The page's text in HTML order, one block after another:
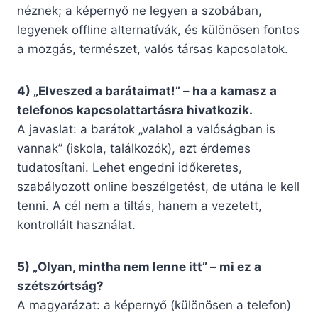
néznek; a képernyő ne legyen a szobában,
legyenek offline alternatívák, és különösen fontos
a mozgás, természet, valós társas kapcsolatok.
4) „Elveszed a barátaimat!” – ha a kamasz a
telefonos kapcsolattartásra hivatkozik.
A javaslat: a barátok „valahol a valóságban is
vannak” (iskola, találkozók), ezt érdemes
tudatosítani. Lehet engedni időkeretes,
szabályozott online beszélgetést, de utána le kell
tenni. A cél nem a tiltás, hanem a vezetett,
kontrollált használat.
5) „Olyan, mintha nem lenne itt” – mi ez a
szétszórtság?
A magyarázat: a képernyő (különösen a telefon)